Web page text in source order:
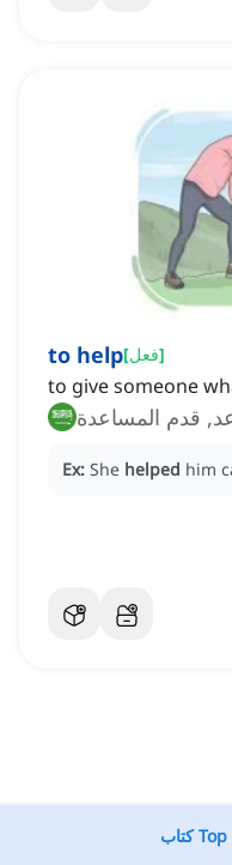
to help[فعل]
to give someone
قدم المساعدة
Ex: She helped him